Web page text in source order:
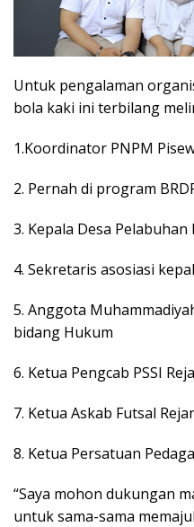
Untuk pengalaman
bola kaki ini terbilang
1.Koordinator PNPM
2. Pernah di program
3. Kepala Desa
4. Sekretaris asosiasi
5. Anggota
bidang Hukum
6. Ketua Pengcab PSSI
7. Ketua Askab Futsal
8. Ketua Persatuan
“Saya mohon dukungan
untuk sama-sama